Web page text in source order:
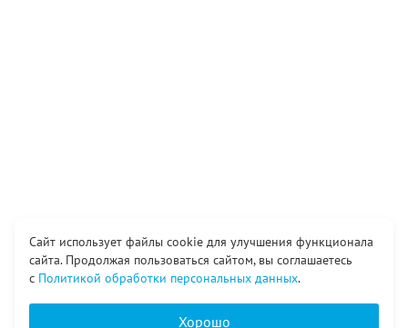
Сайт использует файлы cookie для улучшения функционала
сайта. Продолжая пользоваться сайтом, вы соглашаетесь
с Политикой обработки персональных данных.
Хорошо